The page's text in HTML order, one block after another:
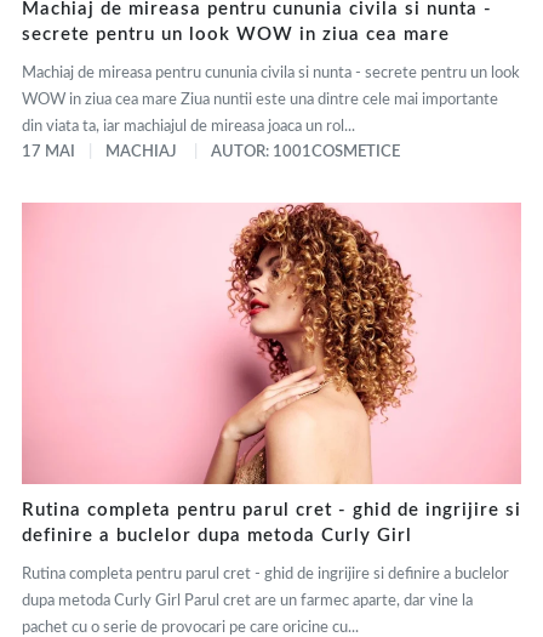
Machiaj de mireasa pentru cununia civila si nunta -
secrete pentru un look WOW in ziua cea mare
Machiaj de mireasa pentru cununia civila si nunta - secrete pentru un look
WOW in ziua cea mare Ziua nuntii este una dintre cele mai importante
din viata ta, iar machiajul de mireasa joaca un rol...
17 MAI
MACHIAJ AUTOR: 1001COSMETICE
Rutina completa pentru parul cret - ghid de ingrijire si
definire a buclelor dupa metoda Curly Girl
Rutina completa pentru parul cret - ghid de ingrijire si definire a buclelor
dupa metoda Curly Girl Parul cret are un farmec aparte, dar vine la
pachet cu o serie de provocari pe care oricine cu...